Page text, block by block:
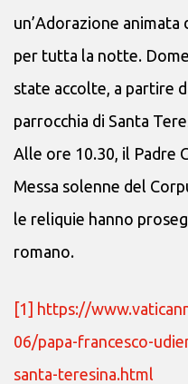
un’Adorazione
per tutta la notte.
state accolte, a partire
parrocchia di Santa
Alle ore 10.30, il Padre
Messa solenne del
le reliquie hanno
romano.
[1] https://
06/papa-francesco-
santa-teresina.html